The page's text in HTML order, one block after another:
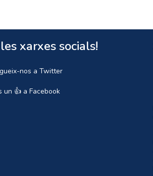
xarxes socials!
nos a Twitter
un 👍 a Facebook